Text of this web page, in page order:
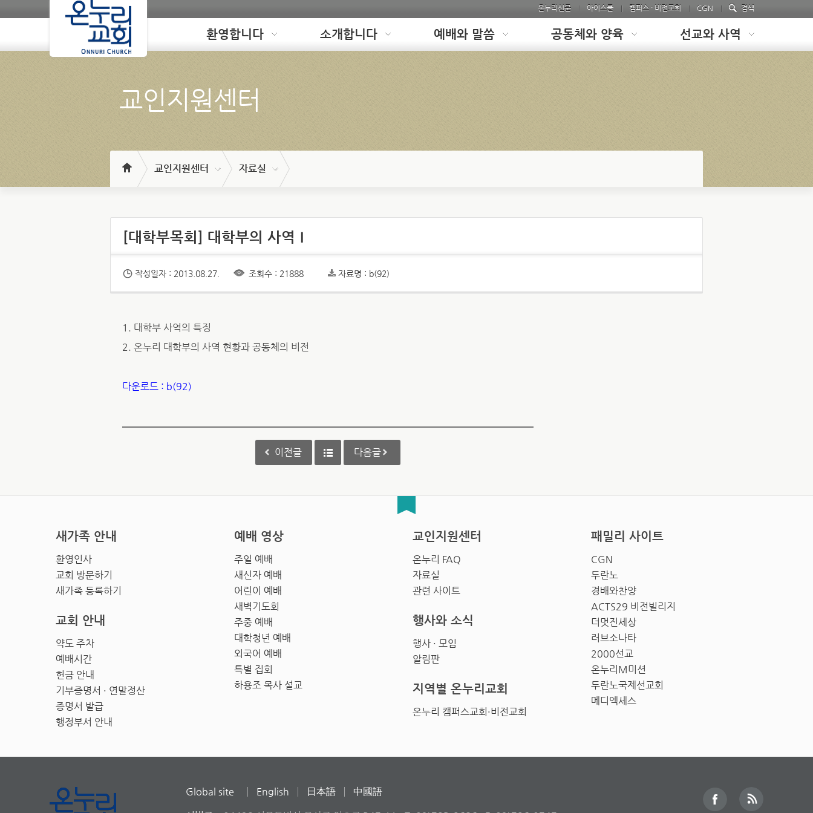
온누리신문 아이스쿨 캠퍼스 · 비전교회 CGN 검색
Loading 환영합니다 소개합니다 예배와 말씀 공동체와 양육 선교와 사역
교인지원센터
교인지원센터 자료실
[대학부목회] 대학부의 사역Ⅰ
작성일자 : 2013.08.27. 조회수 : 21888 자료명 : b(92)
1. 대학부 사역의 특징
2. 온누리 대학부의 사역 현황과 공동체의 비전
다운로드 : b(92)
이전글 다음글
새가족 안내
환영인사
교회 방문하기
새가족 등록하기
예배 영상
주일 예배
새신자 예배
어린이 예배
새벽기도회
주중 예배
대학청년 예배
외국어 예배
특별 집회
하용조 목사 설교
교인지원센터
온누리 FAQ
자료실
관련 사이트
패밀리 사이트
CGN
두란노
경배와찬양
ACTS29 비전빌리지
더멋진세상
러브소나타
2000선교
온누리M미션
두란노국제선교회
메디엑세스
교회 안내
약도 주차
예배시간
헌금 안내
기부증명서 · 연말정산
증명서 발급
행정부서 안내
행사와 소식
행사 · 모임
알림판
지역별 온누리교회
온누리 캠퍼스교회·비전교회
Global site English 日本語 中國語